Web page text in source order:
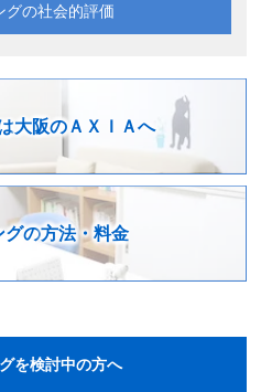
グの社会的評価
大阪のＡＸＩＡへ
グの方法・料金
を検討中の方へ